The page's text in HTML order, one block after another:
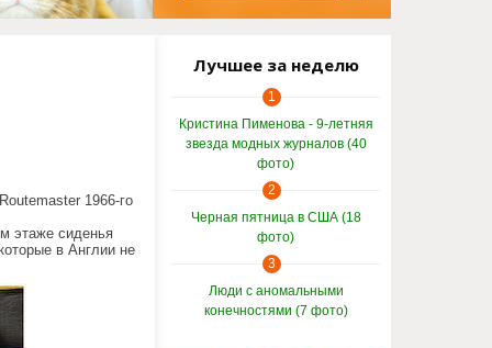
1966-го
этаже сиденья
в Англии не
Лучшее за неделю
1
Кристина Пименова - 9-летняя
звезда модных журналов (40
фото)
2
Черная пятница в США (18
фото)
3
Люди с аномальными
конечностями (7 фото)